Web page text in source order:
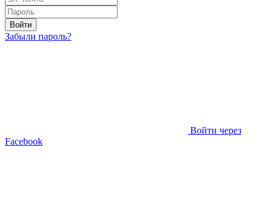
Войти
Забыли пароль?
Войти через
Facebook